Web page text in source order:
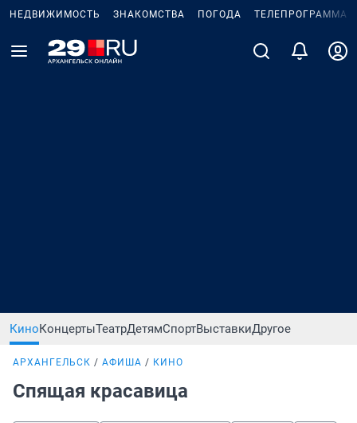
НЕДВИЖИМОСТЬ ЗНАКОМСТВА ПОГОДА ТЕЛЕПРОГРАММА
КиноКонцертыТеатрДетямСпортВыставкиДругое
АРХАНГЕЛЬСК АФИША КИНО
Спящая красавица